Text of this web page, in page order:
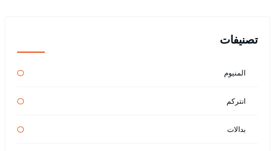
تصنيفات
المنيوم
انتركم
بدالات